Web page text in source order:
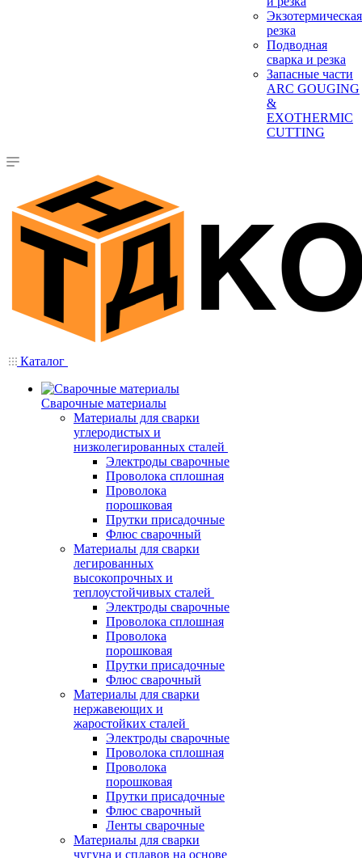
Экзотермическая
резка
Подводная
сварка и резка
Запасные части
ARC GOUGING
&
EXOTHERMIC
CUTTING
Каталог
Сварочные материалы
Материалы для сварки
углеродистых и
низколегированных сталей
Электроды сварочные
Проволока сплошная
Проволока
порошковая
Прутки присадочные
Флюс сварочный
Материалы для сварки
легированных
высокопрочных и
теплоустойчивых сталей
Электроды сварочные
Проволока сплошная
Проволока
порошковая
Прутки присадочные
Флюс сварочный
Материалы для сварки
нержавеющих и
жаростойких сталей
Электроды сварочные
Проволока сплошная
Проволока
порошковая
Прутки присадочные
Флюс сварочный
Ленты сварочные
Материалы для сварки
чугуна и сплавов на основе